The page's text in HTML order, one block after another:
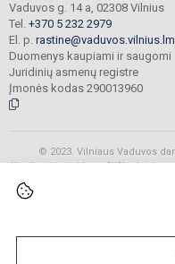
Vaduvos g. 14 a, 02308 Vilnius
Tel. +370 5 232 2979
El. p.
Duomenys kaupiami ir saugomi
Juridinių asmenų registre
Įmonės kodas 290013960
© 2023. Vilniaus Vaduvos
Kopijuoti turinį be raštiško